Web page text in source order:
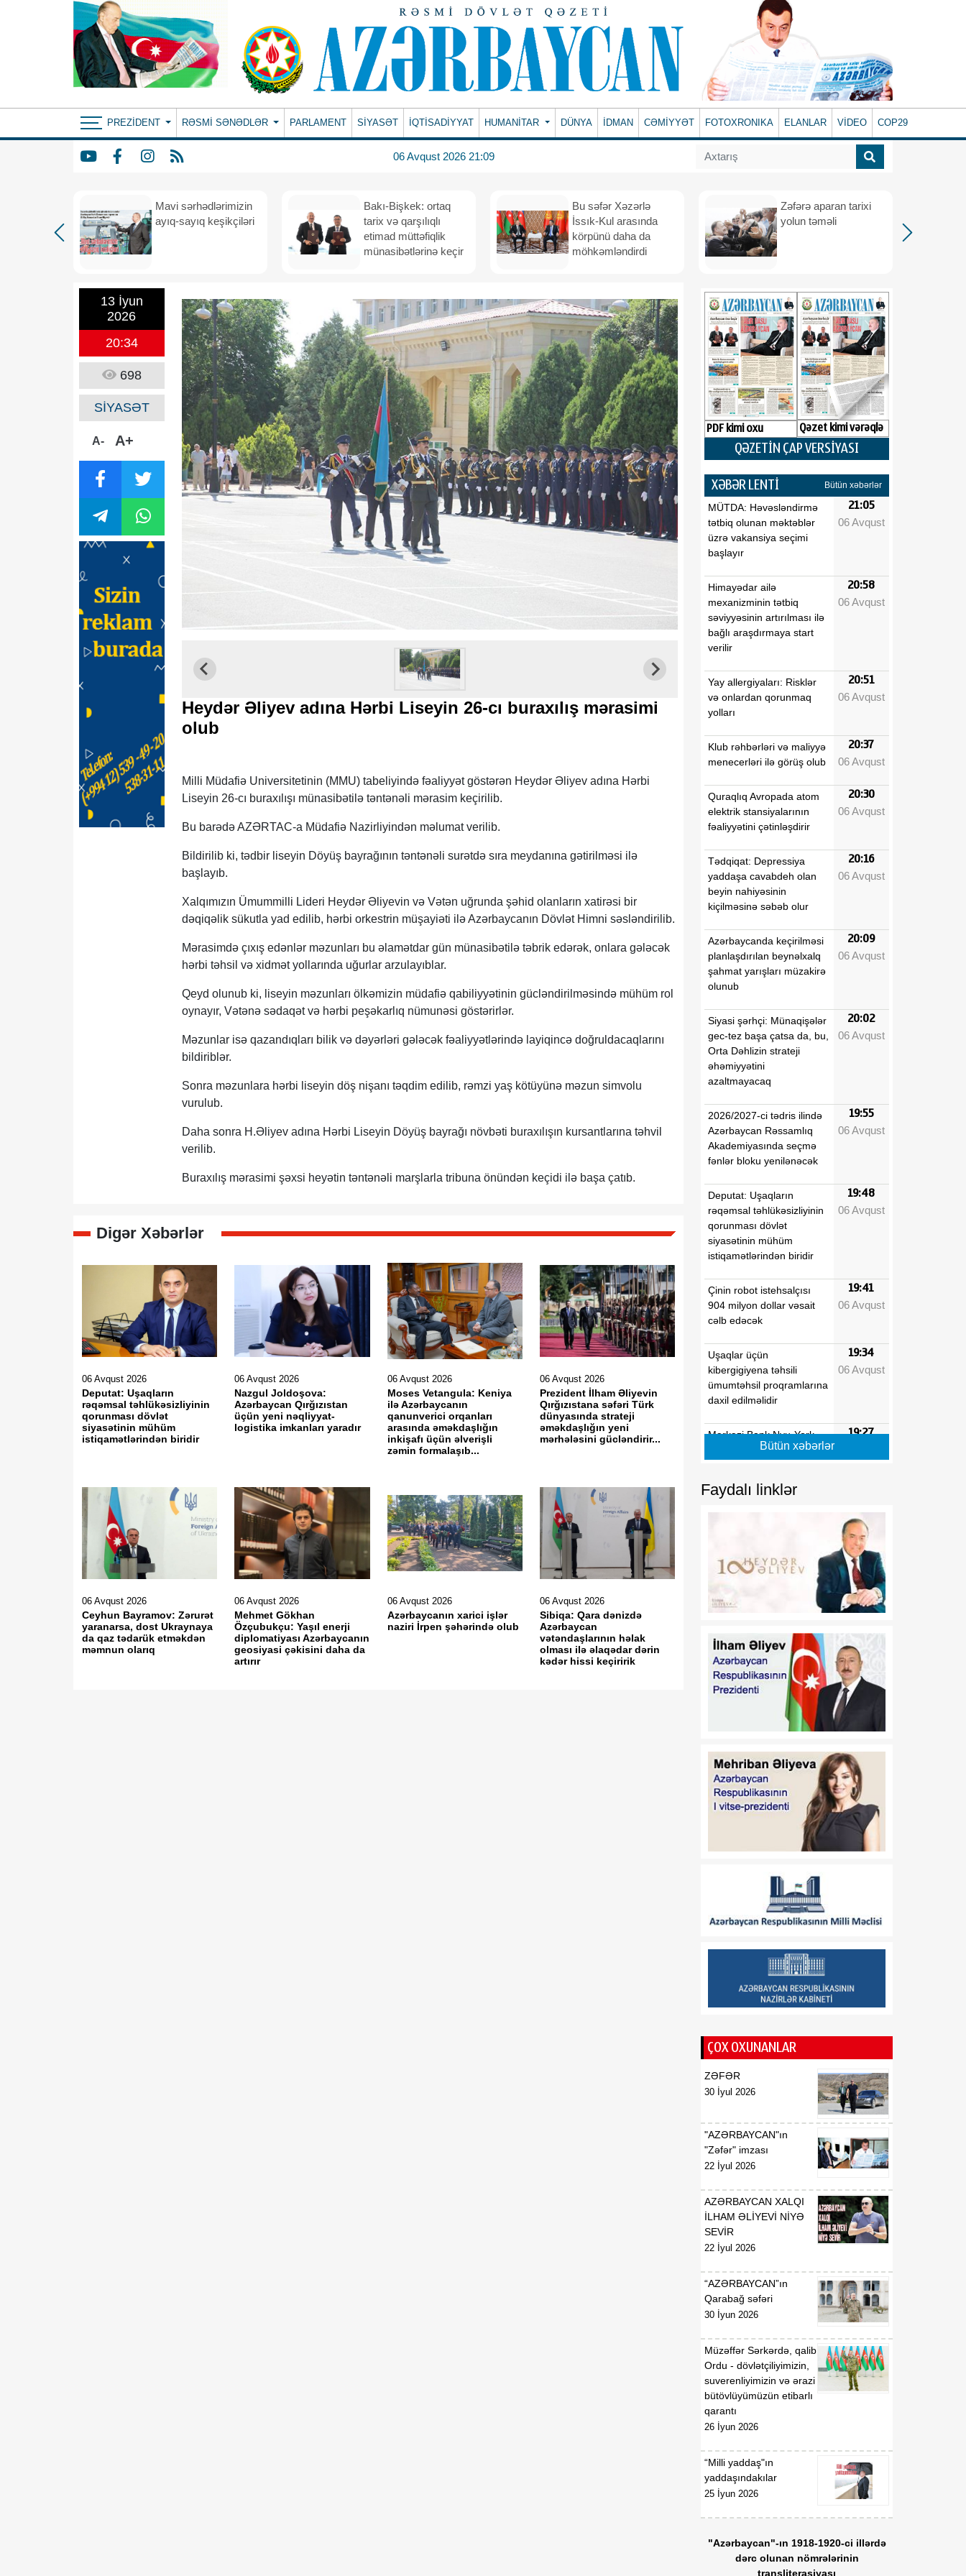
PREZIDENT RƏSMI SƏNƏDLƏR PARLAMENT SİYASƏT İQTİSADİYYAT HUMANITAR DÜNYA İDMAN CƏMİYYƏT FOTOXRONIKA ELANLAR VİDEO COP29
06 Avqust 2026 21:09
Mavi sərhədlərimizin
ayıq-sayıq keşikçiləri
Bakı-Bişkek: ortaq
tarix və qarşılıqlı
etimad müttəfiqlik
münasibətlərinə keçir
Bu səfər Xəzərlə
İssık-Kul arasında
körpünü daha da
möhkəmləndirdi
Zəfərə aparan tarixi
yolun təməli
13 İyun
2026
20:34
698
SİYASƏT
A- A+
Heydər Əliyev adına Hərbi Liseyin 26-cı buraxılış mərasimi
olub
Milli Müdafiə Universitetinin (MMU) tabeliyində fəaliyyət göstərən Heydər Əliyev adına Hərbi
Liseyin 26-cı buraxılışı münasibətilə təntənəli mərasim keçirilib.
Bu barədə AZƏRTAC-a Müdafiə Nazirliyindən məlumat verilib.
Bildirilib ki, tədbir liseyin Döyüş bayrağının təntənəli surətdə sıra meydanına gətirilməsi ilə
başlayıb.
Xalqımızın Ümummilli Lideri Heydər Əliyevin və Vətən uğrunda şəhid olanların xatirəsi bir
dəqiqəlik sükutla yad edilib, hərbi orkestrin müşayiəti ilə Azərbaycanın Dövlət Himni səsləndirilib.
Mərasimdə çıxış edənlər məzunları bu əlamətdar gün münasibətilə təbrik edərək, onlara gələcək
hərbi təhsil və xidmət yollarında uğurlar arzulayıblar.
Qeyd olunub ki, liseyin məzunları ölkəmizin müdafiə qabiliyyətinin gücləndirilməsində mühüm rol
oynayır, Vətənə sədaqət və hərbi peşəkarlıq nümunəsi göstərirlər.
Məzunlar isə qazandıqları bilik və dəyərləri gələcək fəaliyyətlərində layiqincə doğruldacaqlarını
bildiriblər.
Sonra məzunlara hərbi liseyin döş nişanı təqdim edilib, rəmzi yaş kötüyünə məzun simvolu
vurulub.
Daha sonra H.Əliyev adına Hərbi Liseyin Döyüş bayrağı növbəti buraxılışın kursantlarına təhvil
verilib.
Buraxılış mərasimi şəxsi heyətin təntənəli marşlarla tribuna önündən keçidi ilə başa çatıb.
Digər Xəbərlər
06 Avqust 2026
Deputat: Uşaqların
rəqəmsal təhlükəsizliyinin
qorunması dövlət
siyasətinin mühüm
istiqamətlərindən biridir
06 Avqust 2026
Nazgul Joldoşova:
Azərbaycan Qırğızıstan
üçün yeni nəqliyyat-
logistika imkanları yaradır
06 Avqust 2026
Moses Vetangula: Keniya
ilə Azərbaycanın
qanunverici orqanları
arasında əməkdaşlığın
inkişafı üçün əlverişli
zəmin formalaşıb...
06 Avqust 2026
Prezident İlham Əliyevin
Qırğızıstana səfəri Türk
dünyasında strateji
əməkdaşlığın yeni
mərhələsini gücləndirir...
06 Avqust 2026
Ceyhun Bayramov: Zərurət
yaranarsa, dost Ukraynaya
da qaz tədarük etməkdən
məmnun olarıq
06 Avqust 2026
Mehmet Gökhan
Özçubukçu: Yaşıl enerji
diplomatiyası Azərbaycanın
geosiyasi çəkisini daha da
artırır
06 Avqust 2026
Azərbaycanın xarici işlər
naziri İrpen şəhərində olub
06 Avqust 2026
Sibiqa: Qara dənizdə
Azərbaycan
vətəndaşlarının həlak
olması ilə əlaqədar dərin
kədər hissi keçiririk
PDF kimi oxu Qəzet kimi vərəqlə
QƏZETİN ÇAP VERSİYASI
XƏBƏR LENTİ Bütün xəbərlər
MÜTDA: Həvəsləndirmə
tətbiq olunan məktəblər
üzrə vakansiya seçimi
başlayır
21:05
06 Avqust
Himayədar ailə
mexanizminin tətbiq
səviyyəsinin artırılması ilə
bağlı araşdırmaya start
verilir
20:58
06 Avqust
Yay allergiyaları: Risklər
və onlardan qorunmaq
yolları
20:51
06 Avqust
Klub rəhbərləri və maliyyə
menecerləri ilə görüş olub
20:37
06 Avqust
Quraqlıq Avropada atom
elektrik stansiyalarının
fəaliyyətini çətinləşdirir
20:30
06 Avqust
Tədqiqat: Depressiya
yaddaşa cavabdeh olan
beyin nahiyəsinin
kiçilməsinə səbəb olur
20:16
06 Avqust
Azərbaycanda keçirilməsi
planlaşdırılan beynəlxalq
şahmat yarışları müzakirə
olunub
20:09
06 Avqust
Siyasi şərhçi: Münaqişələr
gec-tez başa çatsa da, bu,
Orta Dəhlizin strateji
əhəmiyyətini
azaltmayacaq
20:02
06 Avqust
2026/2027-ci tədris ilində
Azərbaycan Rəssamlıq
Akademiyasında seçmə
fənlər bloku yenilənəcək
19:55
06 Avqust
Deputat: Uşaqların
rəqəmsal təhlükəsizliyinin
qorunması dövlət
siyasətinin mühüm
istiqamətlərindən biridir
19:48
06 Avqust
Çinin robot istehsalçısı
904 milyon dollar vəsait
cəlb edəcək
19:41
06 Avqust
Uşaqlar üçün
kibergigiyena təhsili
ümumtəhsil proqramlarına
daxil edilməlidir
19:34
06 Avqust
Mərkəzi Bank Nyu-York
Federal Ehtiyat Bankı ilə
19:27
Nazgul Joldoşova:
logistika imkanları yaradır
19:20
06 Avqust
Google süni intellekt
bölməsində rəhbərliyi
19:13
06 Avqust
Azərbaycan Rəssamlıq
Akademiyası süni intellekti
yaradıcı prosesə dəstək
vasitəsi kimi tətbiq edir
19:06
06 Avqust
dünya çempionatı
təşkilatçılıq baxımından
Azərbaycanın növbəti
uğur hekayəsi oldu
06 Avqust
nəqliyyat naziri Zəngilanda
müraciətlərini dinləyib
18:52
06 Avqust
Azərbaycan Qlobal Cənub
ölkələrinin marağını cəlb
06 Avqust
Moses Vetangula: Keniya
ilə Azərbaycanın
qanunverici orqanları
inkişafı üçün əlverişli
zəmin formalaşıb
06 Avqust
“Trabzonspor”
Məhəmməd Salahla 2 illik
18:31
06 Avqust
Bütün xəbərlər
Faydalı linklər
ÇOX OXUNANLAR
ZƏFƏR
30 İyul 2026
"AZƏRBAYCAN"ın
"Zəfər" imzası
22 İyul 2026
AZƏRBAYCAN XALQI
İLHAM ƏLİYEVİ NİYƏ
SEVİR
22 İyul 2026
“AZƏRBAYCAN”ın
Qarabağ səfəri
30 İyun 2026
Müzəffər Sərkərdə, qalib
Ordu - dövlətçiliyimizin,
suverenliyimizin və ərazi
bütövlüyümüzün etibarlı
qarantı
26 İyun 2026
“Milli yaddaş"ın
yaddaşındakılar
25 İyun 2026
"Azərbaycan"-ın 1918-1920-ci illərdə
dərc olunan nömrələrinin
transliterasiyası